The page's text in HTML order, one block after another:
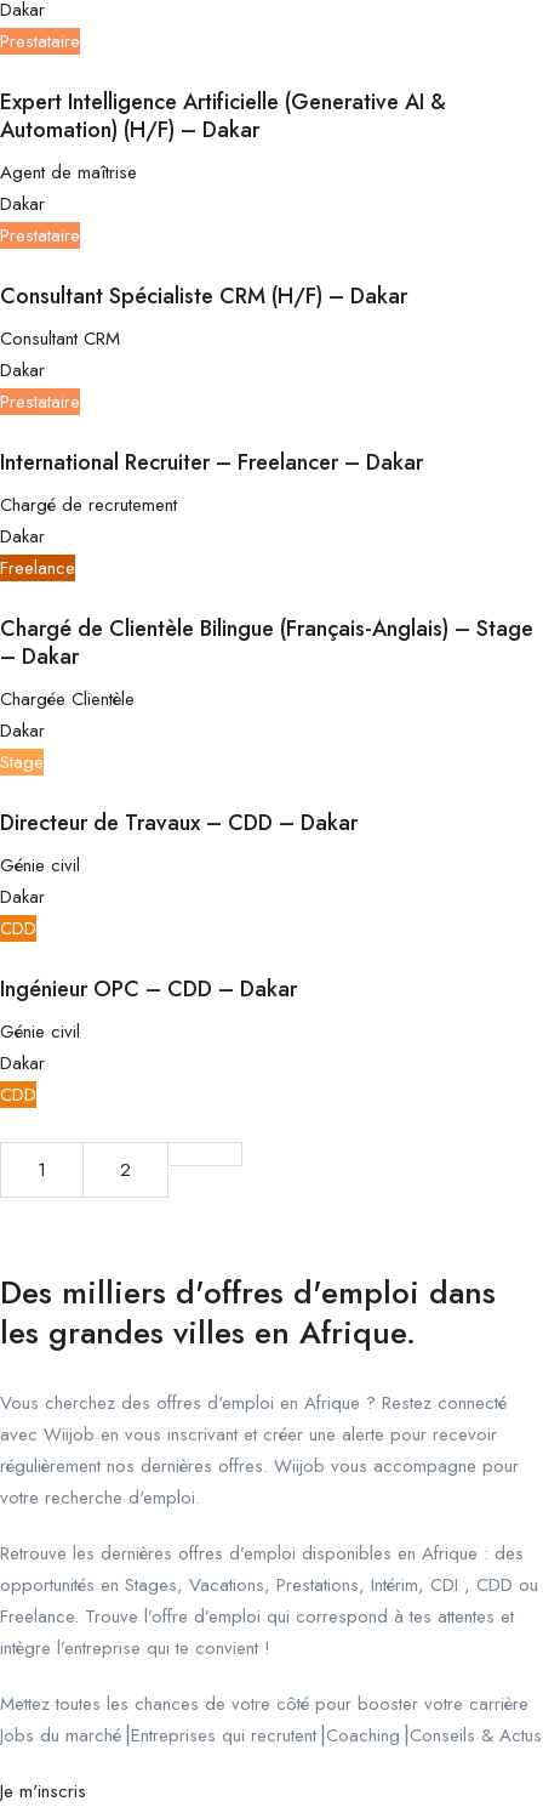
Dakar
Prestataire
Expert Intelligence Artificielle (Generative AI &
Automation) (H/F) – Dakar
Agent de maîtrise
Dakar
Prestataire
Consultant Spécialiste CRM (H/F) – Dakar
Consultant CRM
Dakar
Prestataire
International Recruiter – Freelancer – Dakar
Chargé de recrutement
Dakar
Freelance
Chargé de Clientèle Bilingue (Français-Anglais) – Stage
– Dakar
Chargée Clientèle
Dakar
Stage
Directeur de Travaux – CDD – Dakar
Génie civil
Dakar
CDD
Ingénieur OPC – CDD – Dakar
Génie civil
Dakar
CDD
1 2
Des milliers d'offres d'emploi dans
les grandes villes en Afrique.
Vous cherchez des offres d'emploi en Afrique ? Restez connecté
avec Wiijob en vous inscrivant et créer une alerte pour recevoir
régulièrement nos dernières offres. Wiijob vous accompagne pour
votre recherche d'emploi.
Retrouve les dernières offres d’emploi disponibles en Afrique : des
opportunités en Stages, Vacations, Prestations, Intérim, CDI , CDD ou
Freelance. Trouve l’offre d’emploi qui correspond à tes attentes et
intègre l’entreprise qui te convient !
Mettez toutes les chances de votre côté pour booster votre carrière
Jobs du marché⎟Entreprises qui recrutent⎟Coaching⎟Conseils & Actus
Je m'inscris